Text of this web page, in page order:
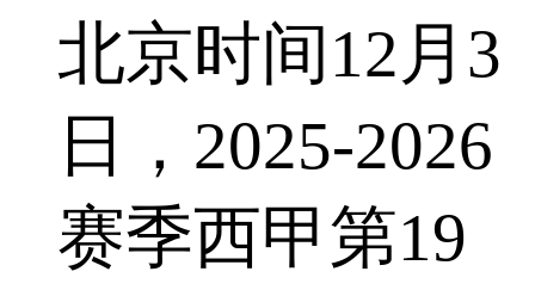
北京时间12月3
日，2025-2026
赛季西甲第19